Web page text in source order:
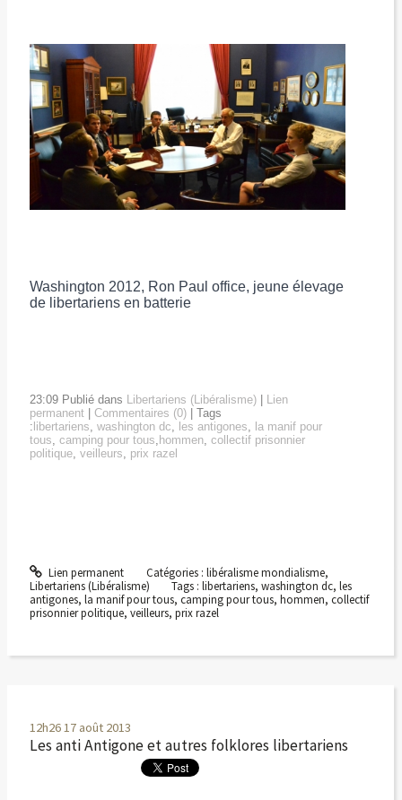
Washington 2012, Ron Paul office, jeune élevage
de libertariens en batterie
23:09 Publié dans Libertariens (Libéralisme)|
Lien
permanent| Commentaires (0)| Tags
: libertariens, washington dc, les antigones, la manif pour
tous, camping pour tous, hommen, collectif prisonnier
politique, veilleurs, prix razel
Lien permanent Catégories : libéralisme mondialisme,
Libertariens (Libéralisme)
Tags :libertariens,washington dc,les
antigones, la manif pour tous, camping pour tous, hommen, collectif
prisonnier politique, veilleurs, prix razel
12h2617 août 2013
Les anti Antigone et autres folklores libertariens